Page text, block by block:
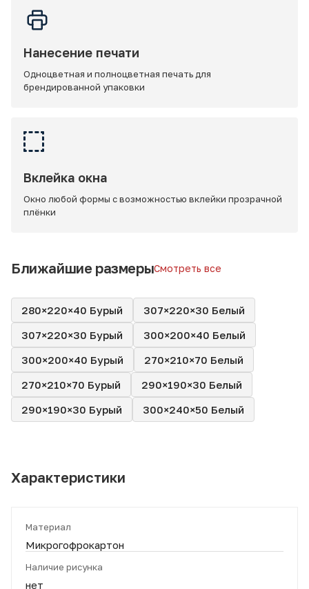
Нанесение печати
Одноцветная и полноцветная печать для
брендированной упаковки
Вклейка окна
Окно любой формы с возможностью вклейки прозрачной
плёнки
Ближайшие размерыСмотреть все
280×220×40 Бурый
307×220×30 Белый
307×220×30 Бурый
300×200×40 Белый
300×200×40 Бурый
270×210×70 Белый
270×210×70 Бурый
290×190×30 Белый
290×190×30 Бурый
300×240×50 Белый
Характеристики
Материал
Микрогофрокартон
Наличие рисунка
нет